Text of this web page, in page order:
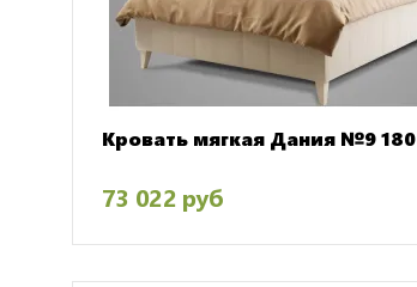
Кровать мягкая Дания №9 180
73 022 руб